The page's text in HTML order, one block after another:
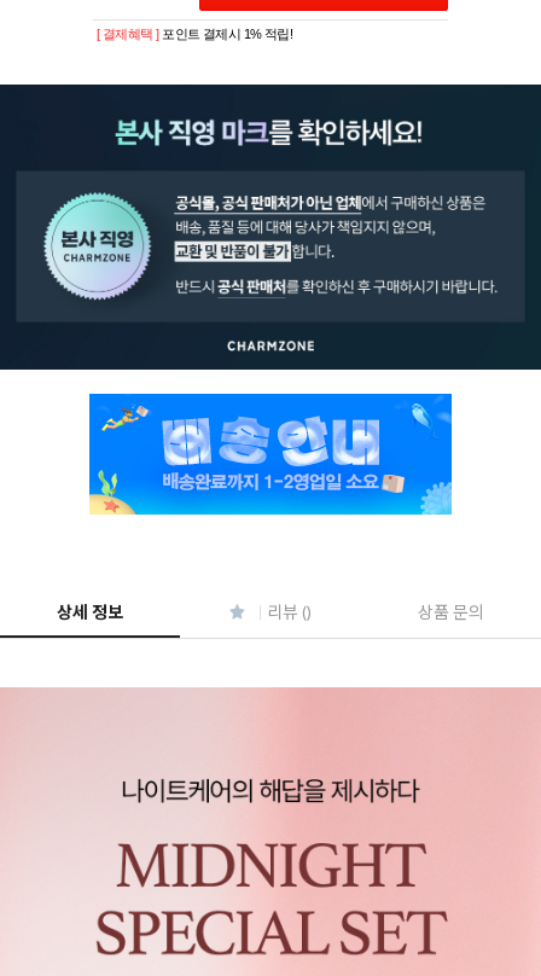
[ 결제혜택 ] 포인트 결제시 1% 적립!
상세 정보 리뷰 () 상품 문의